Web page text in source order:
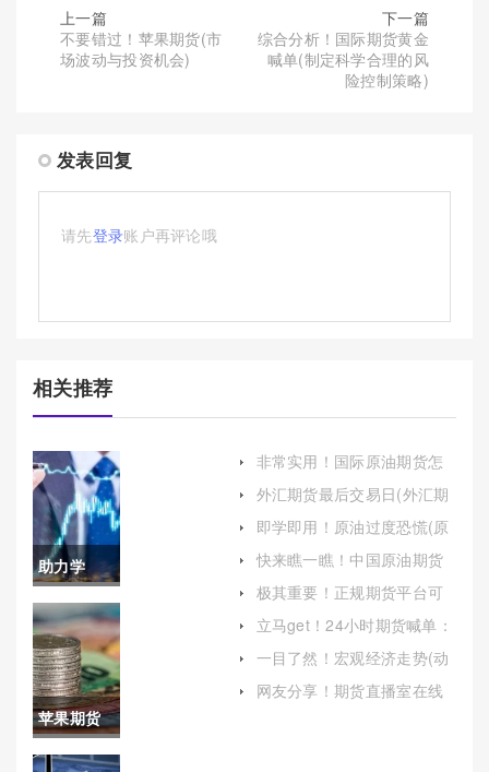
上一篇
不要错过！苹果期货(市
场波动与投资机会)
下一篇
综合分析！国际期货黄金
喊单(制定科学合理的风
险控制策略)
发表回复
请先登录账户再评论哦
相关推荐
助力学
习！如东
原油期货
开户手续
费(如东天
苹果期货
晚上没有
非常实用！国际原油期货怎
户)
外汇期货最后交易日(外汇期
即学即用！原油过度恐慌(原
快来瞧一瞧！中国原油期货
开户)
极其重要！正规期货平台可
益的参考）
立马get！24小时期货喊单：
一目了然！宏观经济走势(动
网友分享！期货直播室在线